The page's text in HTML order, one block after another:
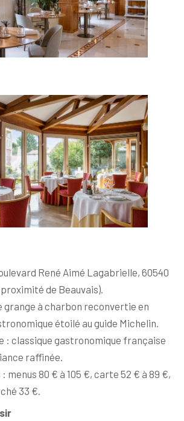
René Aimé Lagabrielle, 60540
de Beauvais).
grange à charbon reconvertie en
étoilé au guide Michelin.
: classique gastronomique française
raffinée.
menus 80 € à 105 €, carte 52 € à 89 €,
33 €.